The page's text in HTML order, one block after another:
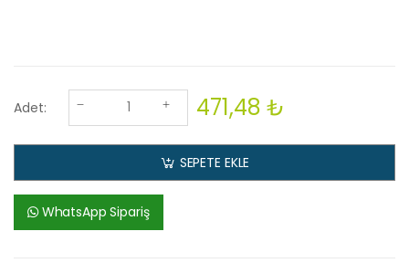
Adet: 471,48 ₺
SEPETE EKLE
WhatsApp Sipariş